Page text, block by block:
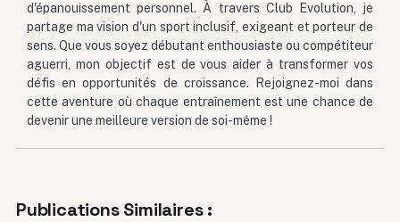
d'épanouissement personnel. À travers Club Evolution, je
partage ma vision d'un sport inclusif, exigeant et porteur de
sens. Que vous soyez débutant enthousiaste ou compétiteur
aguerri, mon objectif est de vous aider à transformer vos
défis en opportunités de croissance. Rejoignez-moi dans
cette aventure où chaque entraînement est une chance de
devenir une meilleure version de soi-même !
Publications Similaires :